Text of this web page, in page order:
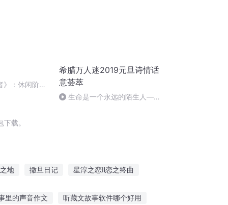
：休闲阶层
希腊万人迷2019元旦诗情话
意荟萃
生命是一个永远的陌生人——
载。
地 撒旦日记 星淳之恋Ⅱ恋之终曲
里的声音作文 听藏文故事软件哪个好用